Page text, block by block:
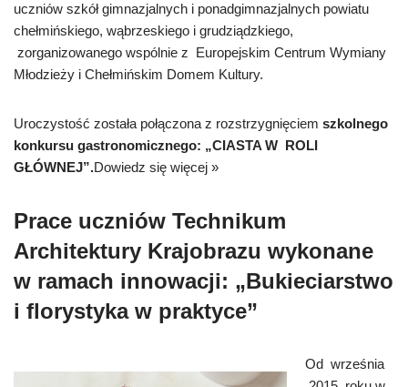
uczniów szkół gimnazjalnych i ponadgimnazjalnych powiatu
chełmińskiego, wąbrzeskiego i grudziądzkiego,
zorganizowanego wspólnie z Europejskim Centrum Wymiany
Młodzieży i Chełmińskim Domem Kultury.
Uroczystość została połączona z rozstrzygnięciem szkolnego
konkursu gastronomicznego: „CIASTA W ROLI
GŁÓWNEJ”.Dowiedz się więcej »
Prace uczniów Technikum
Architektury Krajobrazu wykonane
w ramach innowacji: „Bukieciarstwo
i florystyka w praktyce”
Od września